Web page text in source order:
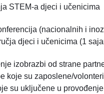
STEM-a djeci i učenicima
(nacionalnih i
djeci i učenicima (1
izobrazbi od strane
koje su zaposlene/
su uključene u